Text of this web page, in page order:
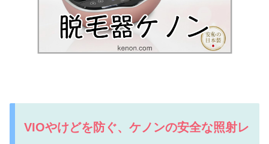
VIOやけどを防ぐ、ケノンの安全な照射レ